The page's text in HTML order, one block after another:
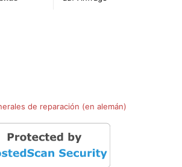
de reparación (en alemán)